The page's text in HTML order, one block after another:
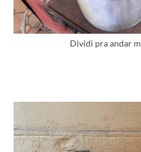
Dividi pra andar